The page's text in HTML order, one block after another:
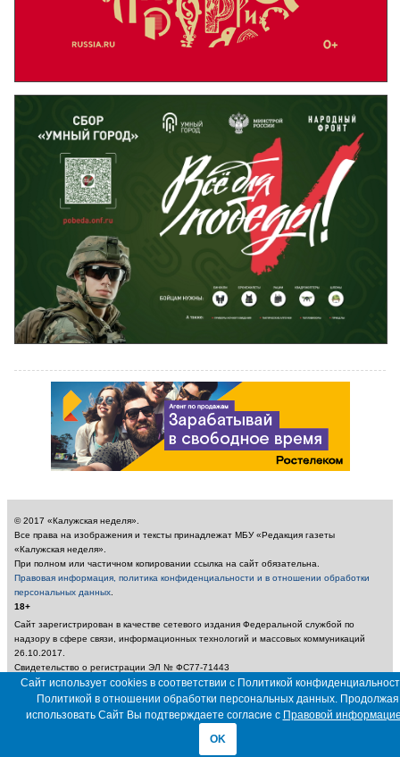
© 2017 «Калужская неделя».
Все права на изображения и тексты принадлежат МБУ «Редакция газеты
«Калужская неделя».
При полном или частичном копировании ссылка на сайт обязательна.
Правовая информация, политика конфиденциальности и в отношении обработки
персональных данных
18+
Сайт зарегистрирован в качестве сетевого издания Федеральной службой по
надзору в сфере связи, информационных технологий и массовых коммуникаций
26.10.2017.
Свидетельство о регистрации ЭЛ № ФС77-71443
Учредитель: Муниципальное бюджетное учреждение «Редакция газеты «Калужская
неделя»
Главный редактор: Амбарцумян А. Ю. / Электронный адрес редакции:
nedelya_kaluga@adm.kaluga.ru / Телефон редакции: 400-424
Сайт использует cookies в соответствии с Политикой
Политикой в отношении обработки персональных данных. Продолжая
использовать Сайт Вы подтверждаете согласие с Правовой
OK